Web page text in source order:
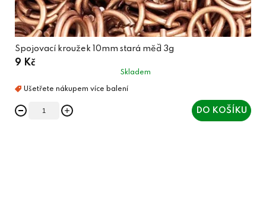
Spojovací kroužek 10mm stará měď 3g
9 Kč
Skladem
DO KOŠÍKU